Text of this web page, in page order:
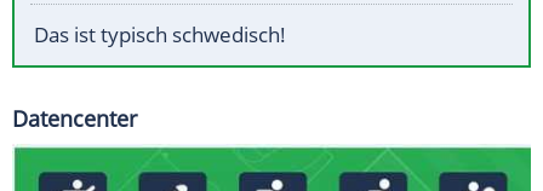
Das ist typisch schwedisch!
Datencenter